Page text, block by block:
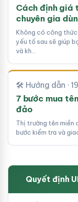
Cách định giá
chuyên gia
Không có công thức
yếu tố sau sẽ giúp
và kh…
🛠 Hướng dẫn ·
7 bước mua
đảo
Thị trường tên miền
bước kiểm tra và
Quyết định